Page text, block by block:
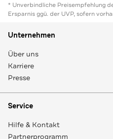
* Unverbindliche Preisempfehlung
Ersparnis ggü. der UVP, sofern
Unternehmen
Über uns
Karriere
Presse
Service
Hilfe & Kontakt
Partnerprogramm